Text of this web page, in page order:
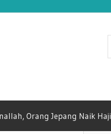
Orang Jepang Naik Haji